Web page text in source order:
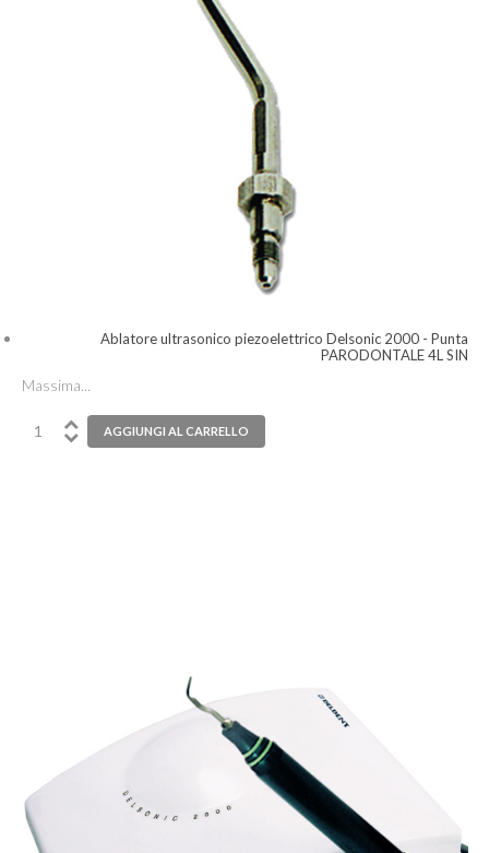
Ablatore ultrasonico piezoelettrico Delsonic 2000 - Punta
PARODONTALE 4L SIN
Massima...